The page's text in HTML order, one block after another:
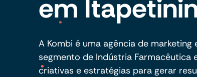
em
A Kombi é uma agência de
segmento de Indústria Farmacêutica
criativas e estratégias para gerar